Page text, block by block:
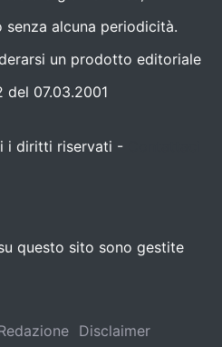
alcuna periodicità.
un prodotto editoriale
del 07.03.2001
i diritti riservati -
questo sito sono gestite
Disclaimer